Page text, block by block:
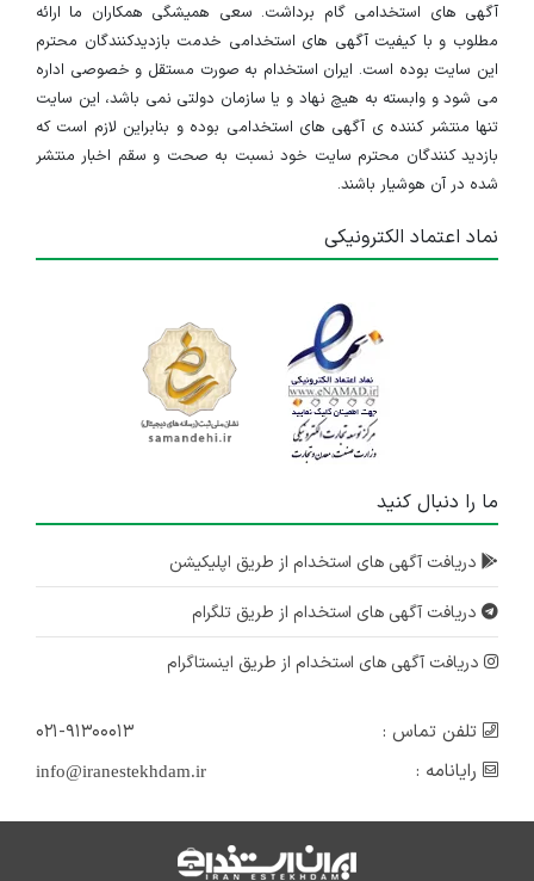
آگهی های استخدامی گام برداشت. سعی همیشگی همکاران ما ارائه
مطلوب و با کیفیت آگهی های استخدامی خدمت بازدیدکنندگان محترم
این سایت بوده است. ایران استخدام به صورت مستقل و خصوصی اداره
می شود و وابسته به هیچ نهاد و یا سازمان دولتی نمی باشد، این سایت
تنها منتشر کننده ی آگهی های استخدامی بوده و بنابراین لازم است که
بازدید کنندگان محترم سایت خود نسبت به صحت و سقم اخبار منتشر
شده در آن هوشیار باشند.
نماد اعتماد الکترونیکی
ما را دنبال کنید
دریافت آگهی های استخدام از طریق اپلیکیشن
دریافت آگهی های استخدام از طریق تلگرام
دریافت آگهی های استخدام از طریق اینستاگرام
تلفن تماس :
۰۲۱-۹۱۳۰۰۰۱۳
رایانامه :
info@iranestekhdam.ir